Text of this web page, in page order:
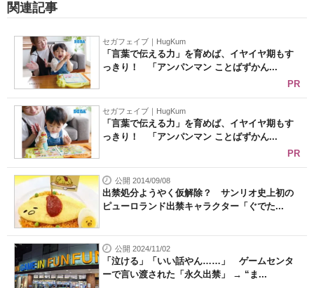
関連記事
セガフェイブ｜HugKum
「言葉で伝える力」を育めば、イヤイヤ期もす
っきり！ 「アンパンマン ことばずかん...
PR
セガフェイブ｜HugKum
「言葉で伝える力」を育めば、イヤイヤ期もす
っきり！ 「アンパンマン ことばずかん...
PR
公開 2014/09/08
出禁処分ようやく仮解除？ サンリオ史上初の
ピューロランド出禁キャラクター「ぐでた...
公開 2024/11/02
「泣ける」「いい話やん……」 ゲームセンタ
ーで言い渡された「永久出禁」 → “ま...